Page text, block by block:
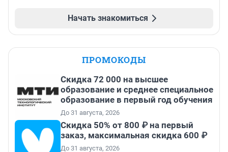
Начать знакомиться
ПРОМОКОДЫ
Скидка 72 000 на высшее
образование и среднее специальное
образование в первый год обучения
До 31 августа, 2026
Скидка 50% от 800 ₽ на первый
заказ, максимальная скидка 600 ₽
До 31 августа, 2026